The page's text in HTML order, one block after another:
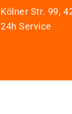
Kölner Str. 99,
24h Service